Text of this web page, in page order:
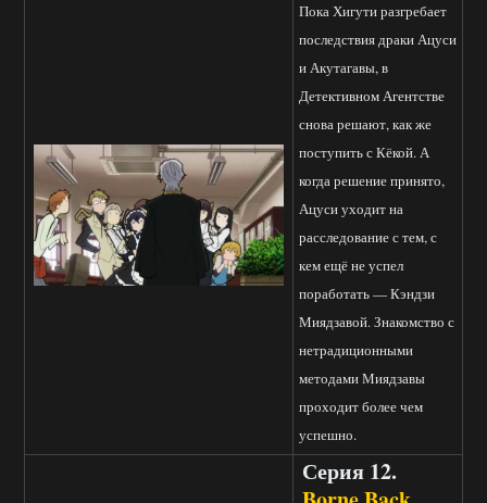
Пока Хигути разгребает
последствия драки Ацуси
и Акутагавы, в
Детективном Агентстве
снова решают, как же
поступить с Кёкой. А
когда решение принято,
Ацуси уходит на
расследование с тем, с
кем ещё не успел
поработать — Кэндзи
Миядзавой. Знакомство с
нетрадиционными
методами Миядзавы
проходит более чем
успешно.
Серия 12.